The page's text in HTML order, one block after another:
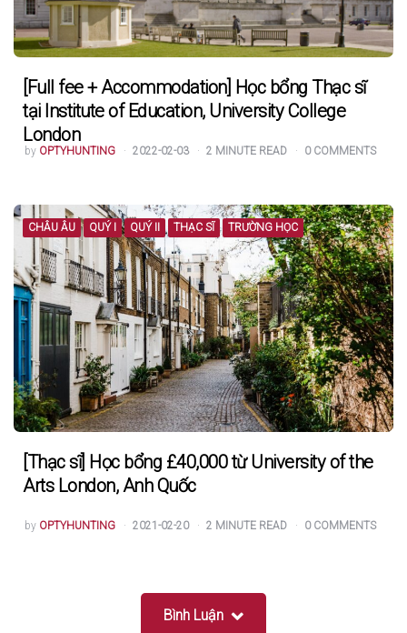
[Full fee + Accommodation] Học bổng Thạc sĩ
tại Institute of Education, University College
London
POSTED
BY
by OPTYHUNTING 2022-02-03 2 MINUTE READ 0 COMMENTS
CHÂU ÂU QUÝ I QUÝ II THẠC SĨ TRƯỜNG HỌC
[Thạc sĩ] Học bổng £40,000 từ University of the
Arts London, Anh Quốc
POSTED
BY
by OPTYHUNTING 2021-02-20 2 MINUTE READ 0 COMMENTS
Bình Luận